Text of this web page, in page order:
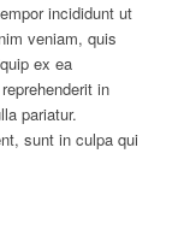
incididunt ut
veniam, quis
ex ea
in
pariatur.
sunt in culpa qui